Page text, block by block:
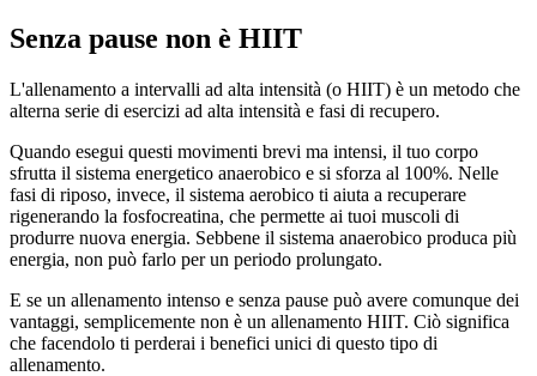
Senza pause non è HIIT
L'allenamento a intervalli ad alta intensità (o HIIT) è un metodo che
alterna serie di esercizi ad alta intensità e fasi di recupero.
Quando esegui questi movimenti brevi ma intensi, il tuo corpo
sfrutta il sistema energetico anaerobico e si sforza al 100%. Nelle
fasi di riposo, invece, il sistema aerobico ti aiuta a recuperare
rigenerando la fosfocreatina, che permette ai tuoi muscoli di
produrre nuova energia. Sebbene il sistema anaerobico produca più
energia, non può farlo per un periodo prolungato.
E se un allenamento intenso e senza pause può avere comunque dei
vantaggi, semplicemente non è un allenamento HIIT. Ciò significa
che facendolo ti perderai i benefici unici di questo tipo di
allenamento.